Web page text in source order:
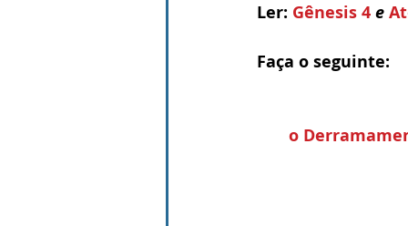
Ler: Gênesis 4 e
Faça o seguinte:
o